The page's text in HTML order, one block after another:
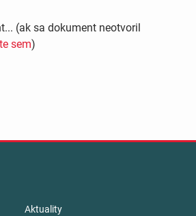
(ak sa dokument neotvoril
sem)
Aktuality